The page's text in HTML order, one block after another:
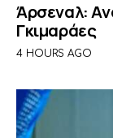
Άρσεναλ:
Γκιμαράες
4 HOURS AGO